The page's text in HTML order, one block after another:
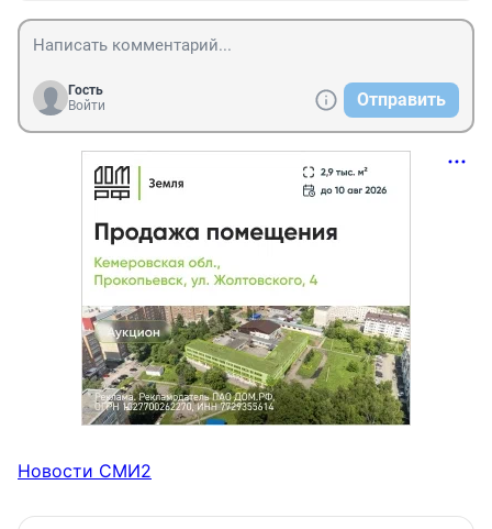
Гость
Войти
Отправить
Новости СМИ2